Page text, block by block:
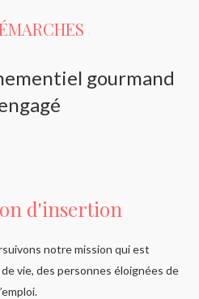
gourmand
d'insertion
notre mission qui est
vie, des personnes éloignées de